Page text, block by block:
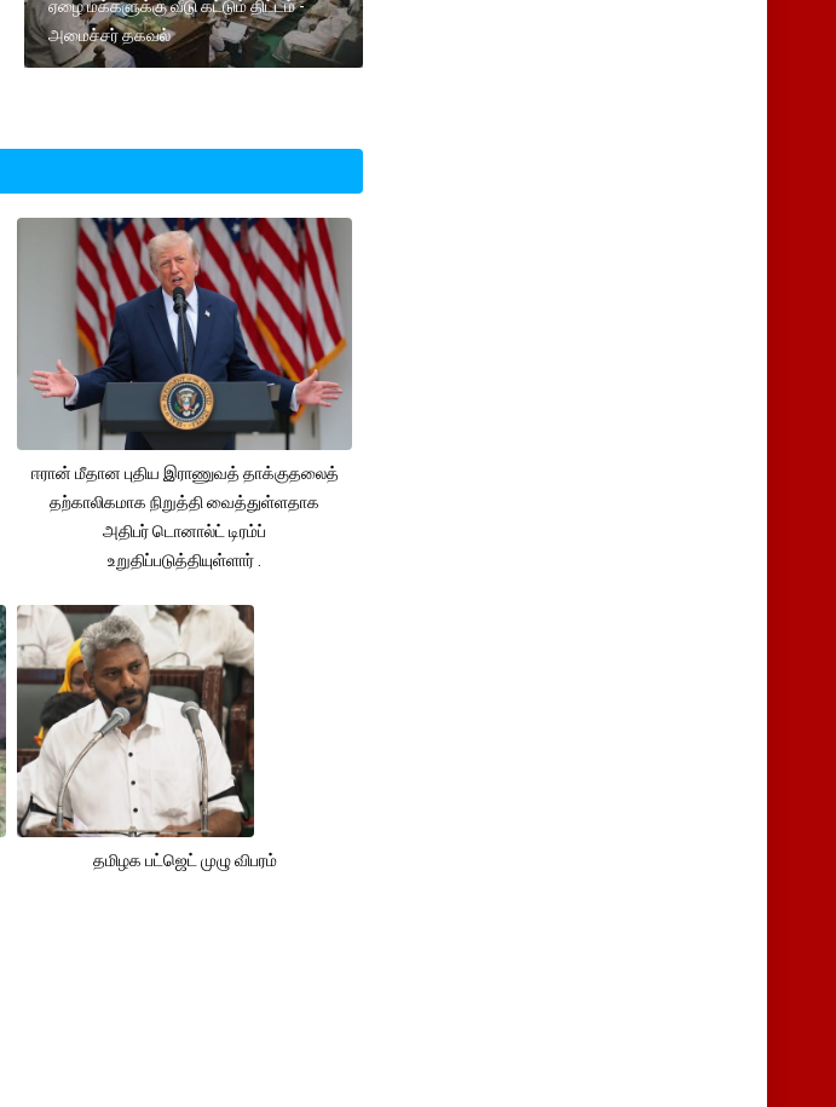
ஏழை மக்களுக்கு வீடு கட்டும் திட்டம் -
அமைச்சர் தகவல்
ஈரான் மீதான புதிய இராணுவத் தாக்குதலைத்
தற்காலிகமாக நிறுத்தி வைத்துள்ளதாக
அதிபர் டொனால்ட் டிரம்ப்
உறுதிப்படுத்தியுள்ளார் .
தமிழக பட்ஜெட் முழு விபரம்